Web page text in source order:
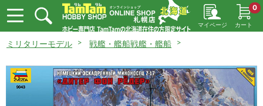
マイページ カート
0
ミリタリーモデル 戦艦・艦船戦艦・艦船